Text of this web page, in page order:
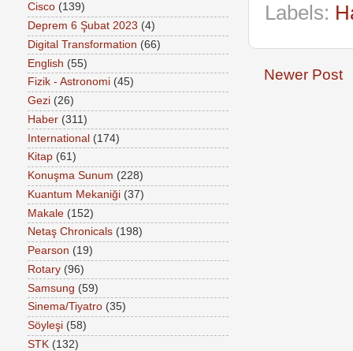
Labels:
Newer Post
Cisco (139)
Deprem 6 Şubat 2023 (4)
Digital Transformation (66)
English (55)
Fizik - Astronomi (45)
Gezi (26)
Haber (311)
International (174)
Kitap (61)
Konuşma Sunum (228)
Kuantum Mekaniği (37)
Makale (152)
Netaş Chronicals (198)
Pearson (19)
Rotary (96)
Samsung (59)
Sinema/Tiyatro (35)
Söyleşi (58)
STK (132)